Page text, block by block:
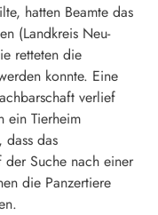
hatten Beamte das
(Landkreis Neu-
retteten die
konnte. Eine
verlief
ein Tierheim
das
der Suche nach einer
die Panzertiere